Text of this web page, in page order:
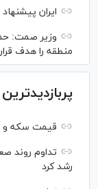
ایران
وزیر صمت:
منطقه را هدف
قیمت سکه و طلا در ۱۱
رشد کرد